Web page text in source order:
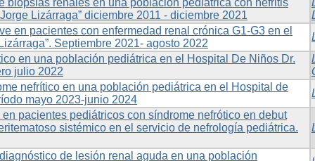
biopsias renales en una población pediátrica con nefritis
Lizárraga” diciembre 2011 - diciembre 2021
en pacientes con enfermedad renal crónica G1-G3 en el
Septiembre 2021- agosto 2022
en una población pediátrica en el Hospital De Niños Dr.
julio 2022
nefrítico en una población pediátrica en el Hospital de
mayo 2023-junio 2024
pacientes pediátricos con síndrome nefrótico en debut
sistémico en el servicio de nefrología pediátrica.
de lesión renal aguda en una población